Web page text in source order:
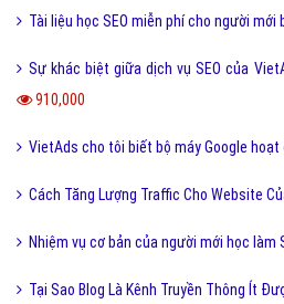
Tài liệu học SEO miễn phí cho người mới
Sự khác biệt giữa dịch vụ SEO của
910,000
VietAds cho tôi biết bộ máy Google
Cách Tăng Lượng Traffic Cho Website
Nhiệm vụ cơ bản của người mới học làm
Tại Sao Blog Là Kênh Truyền Thông Ít